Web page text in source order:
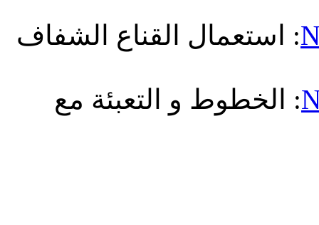
: استعمال القناع الشفاف
: الخطوط و التعبئة مع